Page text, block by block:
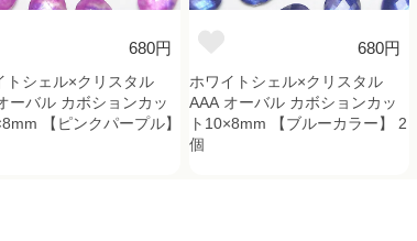
680円
トシェル×クリスタル
ーバル カボションカッ
【ピンクパープル】
680円
ホワイトシェル×クリスタル
AAA オーバル カボションカッ
ト10×8mm 【ブルーカラー】 2
個